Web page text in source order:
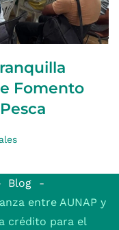
Fomento
Blog
entre AUNAP y
crédito para el